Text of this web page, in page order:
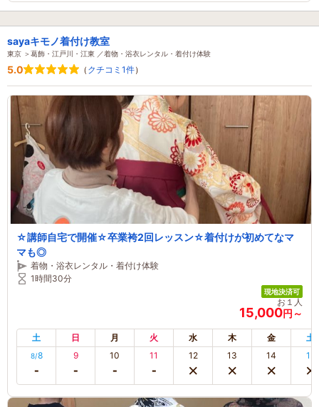
sayaキモノ着付け教室
東京 ＞葛飾・江戸川・江東 ／着物・浴衣レンタル・着付け体験
5.0 （ クチコミ1件）
☆講師自宅で開催☆卒業袴2回レッスン☆着付けが初めてなマ
マも◎
着物・浴衣レンタル・着付け体験
1時間30分
現地決済可
お１人
15,000円～
土 日 月 火 水 木 金 土
8/8 9 10 11 12 13 14 15